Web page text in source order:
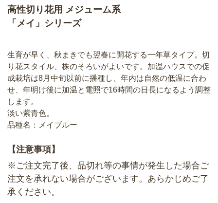
高性切り花用 メジューム系
「メイ」シリーズ
生育が早く、秋まきでも翌春に開花する一年草タイプ。切
り花スタイル、株のそろいがよいです。加温ハウスでの促
成栽培は8月中旬以前に播種し、年内は自然の低温に合わ
せ、年明け後に加温と電照で16時間の日長になるよう調整
します。
淡い紫青色。
品種名：メイブルー
【注意事項】
※ご注文完了後、品切れ等の事情が発生した場合ご
注文を承れない場合がございます。あらかじめご了
承ください。